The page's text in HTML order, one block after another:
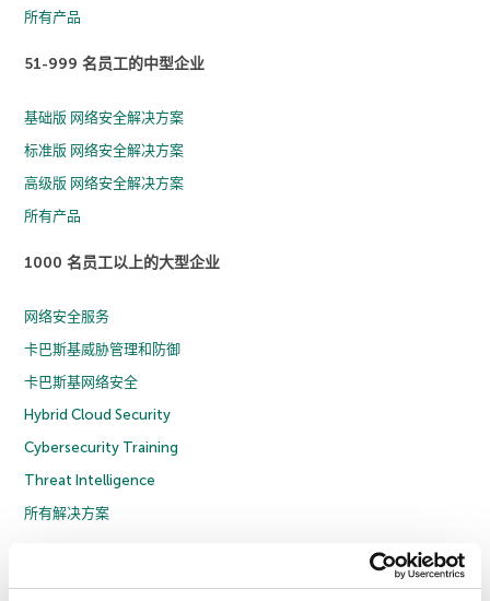
所有产品
51-999 名员工的中型企业
基础版 网络安全解决方案
标准版 网络安全解决方案
高级版 网络安全解决方案
所有产品
1000 名员工以上的大型企业
网络安全服务
卡巴斯基威胁管理和防御
卡巴斯基网络安全
Hybrid Cloud Security
Cybersecurity Training
Threat Intelligence
所有解决方案
隐私策略